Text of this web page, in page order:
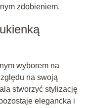
zdobieniem.
wyborem na
na swoją
stworzyć stylizację
elegancka i